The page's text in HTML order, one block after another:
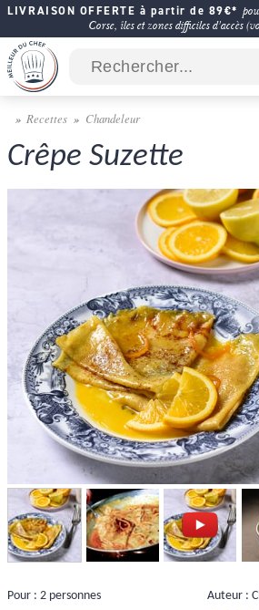
LIVRAISON OFFERTE à partir de 89€*
Corse, îles et zones difficiles d'accès
Recettes Chandeleur
Crêpe Suzette
Pour : 2 personnes
Auteur :